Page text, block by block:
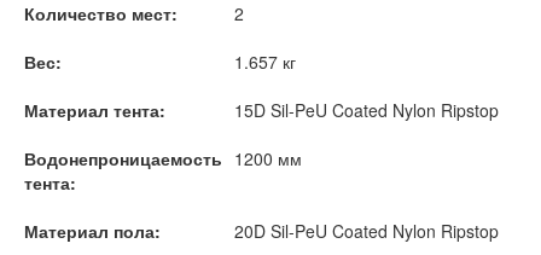
Количество мест:
2
Вес:
1.657 кг
Материал тента:
15D Sil-PeU Coated Nylon Ripstop
Водонепроницаемость
тента:
1200 мм
Материал пола:
20D Sil-PeU Coated Nylon Ripstop